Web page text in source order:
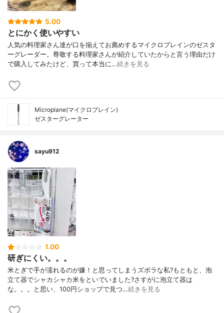
5.00
とにかく使いやすい
人気の料理家さん達が口を揃えてお薦めするマイクロプレインのゼスタ
ーグレーダー。尊敬する料理家さんが紹介していたからと言う理由だけ
で購入してみたけど、買って本当に…続きを見る
Microplane(マイクロプレイン)
ゼスターグレーター
sayu912
1.00
研ぎにくい。。。
米とぎで手が濡れるのが嫌！と思ってしまうズボラな私?もともと、泡
立て器でシャカシャカ米をといでいました?さすがに泡立て器は
な。。。と思い、100円ショップで見つ…続きを見る